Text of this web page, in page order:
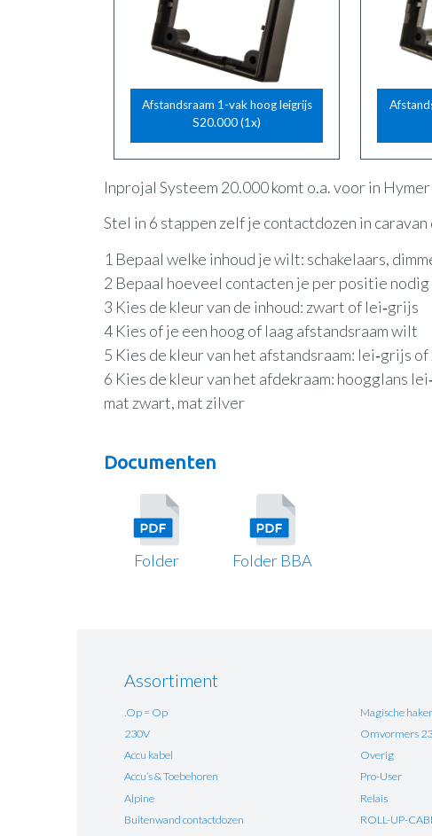
Afstandsraam 1-vak hoog leigrijs
S20.000 (1x)
Inprojal Systeem 20.000 komt o.a. voor in
Stel in 6 stappen zelf je contactdozen in caravan
1 Bepaal welke inhoud je wilt: schakelaars,
2 Bepaal hoeveel contacten je per positie nodig
3 Kies de kleur van de inhoud: zwart of lei‑grijs
4 Kies of je een hoog of laag afstandsraam wilt
5 Kies de kleur van het afstandsraam: lei‑grijs
6 Kies de kleur van het afdekraam: hoogglans
mat zwart, mat zilver
Documenten
Folder Folder BBA
Assortiment
.Op = Op
230V
Accu kabel
Accu’s & Toebehoren
Alpine
Buitenwand contactdozen
Magische
Omvormers
Overig
Pro-User
Relais
ROLL-UP-